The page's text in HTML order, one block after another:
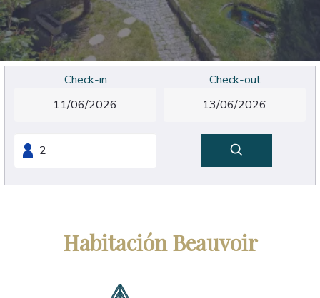
Check-in Check-out
Habitación Beauvoir